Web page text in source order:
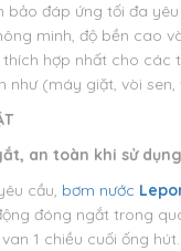
bảo đáp ứng tối đa
minh, độ bền cao
hợp nhất cho các
như (máy giặt, vòi sen,
an toàn khi sử dụng
cầu, bơm nước
đóng ngắt trong
1 chiều cuối ống